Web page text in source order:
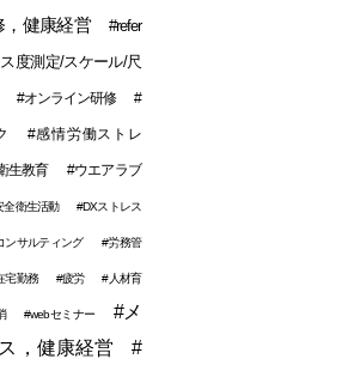
，健康経営
#refer
度測定/スケール/尺
#オンライン研修 #
#感情労働ストレ
生教育 #ウエアラブ
全衛生活動 #DXストレス
ンサルティング #労務管
宅勤務 #疲労 #人材育
#webセミナー
#メ
，健康経営
#